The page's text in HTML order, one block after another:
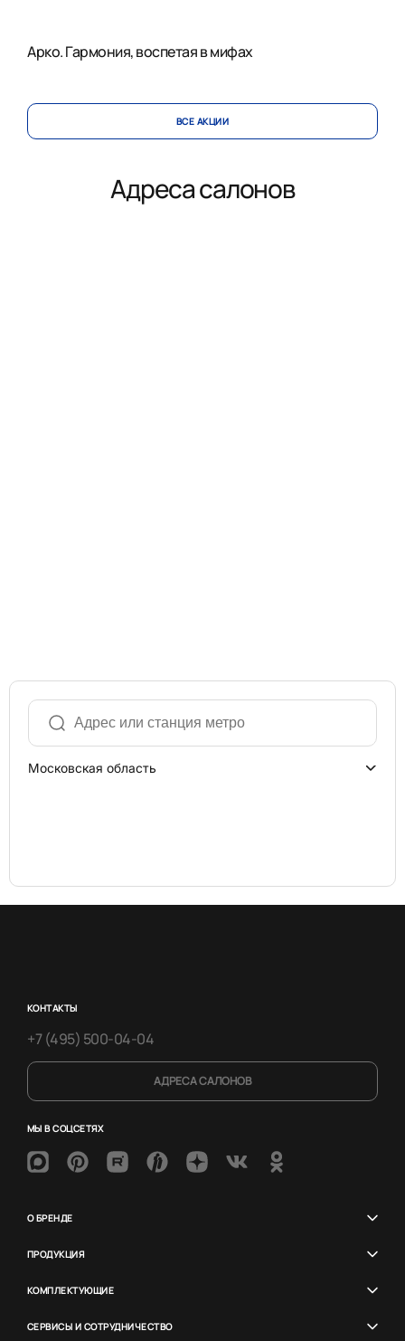
Арко. Гармония, воспетая в мифах
ВСЕ АКЦИИ
Адреса салонов
Московская область
КОНТАКТЫ
+7 (495) 500-04-04
АДРЕСА САЛОНОВ
МЫ В СОЦСЕТЯХ
О БРЕНДЕ
ПРОДУКЦИЯ
КОМПЛЕКТУЮЩИЕ
СЕРВИСЫ И СОТРУДНИЧЕСТВО